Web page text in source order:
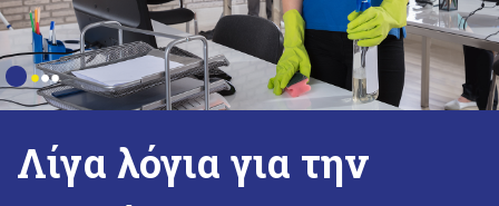
Λίγα λόγια για την